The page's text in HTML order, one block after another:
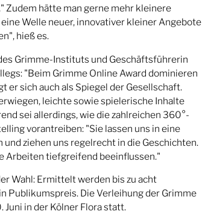
Zudem hätte man gerne mehr kleinere
Welle neuer, innovativer kleiner Angebote
hieß es.
Grimme-Instituts und Geschäftsführerin
"Beim Grimme Online Award dominieren
er sich auch als Spiegel der Gesellschaft.
leichte sowie spielerische Inhalte
sei allerdings, wie die zahlreichen 360°-
vorantreiben: "Sie lassen uns in eine
ziehen uns regelrecht in die Geschichten.
Arbeiten tiefgreifend beeinflussen."
Wahl: Ermittelt werden bis zu acht
Publikumspreis. Die Verleihung der Grimme
Juni in der Kölner Flora statt.